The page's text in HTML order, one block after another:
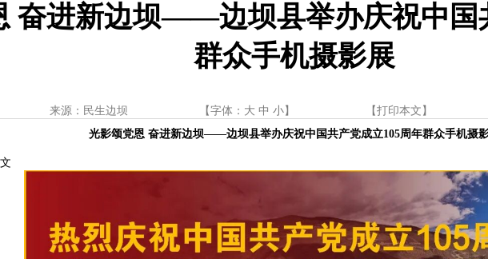
奋进新边坝——边坝县举办庆祝中国
群众手机摄影展
来源：民生边坝 【字体： 大 中 小】 【 打印本文 】
光影颂党恩 奋进新边坝——边坝县举办庆祝中国共产党成立105周年群众手机摄